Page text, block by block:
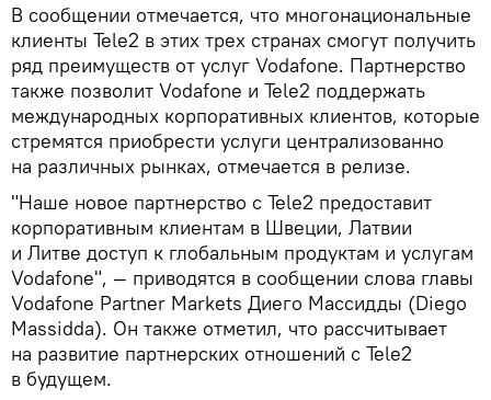
В сообщении отмечается, что многонациональные
клиенты Tele2 в этих трех странах смогут получить
ряд преимуществ от услуг Vodafone. Партнерство
также позволит Vodafone и Tele2 поддержать
международных корпоративных клиентов, которые
стремятся приобрести услуги централизованно
на различных рынках, отмечается в релизе.
"Наше новое партнерство с Tele2 предоставит
корпоративным клиентам в Швеции, Латвии
и Литве доступ к глобальным продуктам и услугам
Vodafone", — приводятся в сообщении слова главы
Vodafone Partner Markets Диего Массидды (Diego
Massidda). Он также отметил, что рассчитывает
на развитие партнерских отношений с Tele2
в будущем.